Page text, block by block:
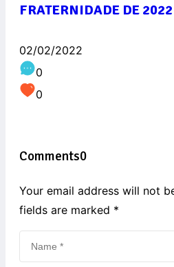
FRATERNIDADE DE 2022
02/02/2022
0
0
Comments0
Your email address will not
fields are marked *